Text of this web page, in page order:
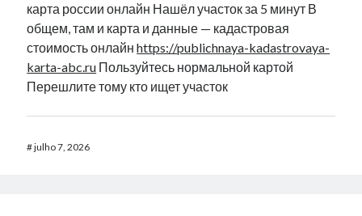
карта россии онлайн Нашёл участок за 5 минут В
общем, там и карта и данные — кадастровая
стоимость онлайнhttps://publichnaya-kadastrovaya-
karta-abc.ru Пользуйтесь нормальной картой
Перешлите тому кто ищет участок
#julho 7, 2026